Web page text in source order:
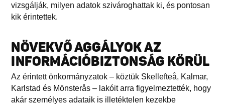
vizsgálják, milyen adatok szivároghattak ki, és pontosan
kik érintettek.
NÖVEKVŐ AGGÁLYOK AZ
INFORMÁCIÓBIZTONSÁG KÖRÜL
Az érintett önkormányzatok – köztük Skellefteå, Kalmar,
Karlstad és Mönsterås – lakóit arra figyelmeztették, hogy
akár személyes adataik is illetéktelen kezekbe